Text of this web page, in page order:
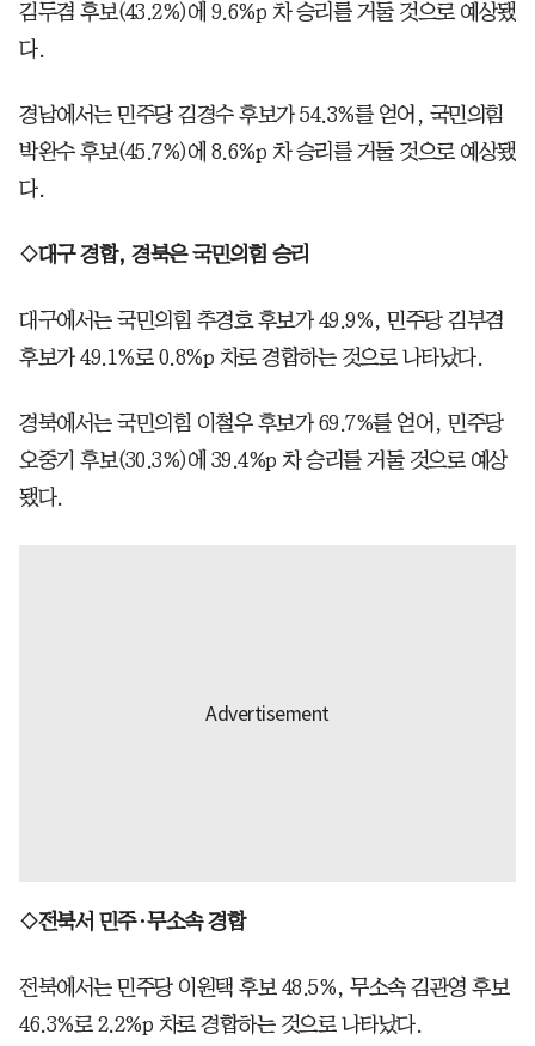
김두겸 후보(43.2%)에 9.6%p 차 승리를 거둘 것으로 예상됐
다.
경남에서는 민주당 김경수 후보가 54.3%를 얻어, 국민의힘
박완수 후보(45.7%)에 8.6%p 차 승리를 거둘 것으로 예상됐
다.
◇대구 경합, 경북은 국민의힘 승리
대구에서는 국민의힘 추경호 후보가 49.9%, 민주당 김부겸
후보가 49.1%로 0.8%p 차로 경합하는 것으로 나타났다.
경북에서는 국민의힘 이철우 후보가 69.7%를 얻어, 민주당
오중기 후보(30.3%)에 39.4%p 차 승리를 거둘 것으로 예상
됐다.
◇전북서 민주·무소속 경합
전북에서는 민주당 이원택 후보 48.5%, 무소속 김관영 후보
46.3%로 2.2%p 차로 경합하는 것으로 나타났다.